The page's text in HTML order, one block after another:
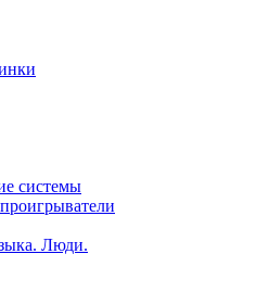
системы
Люди.